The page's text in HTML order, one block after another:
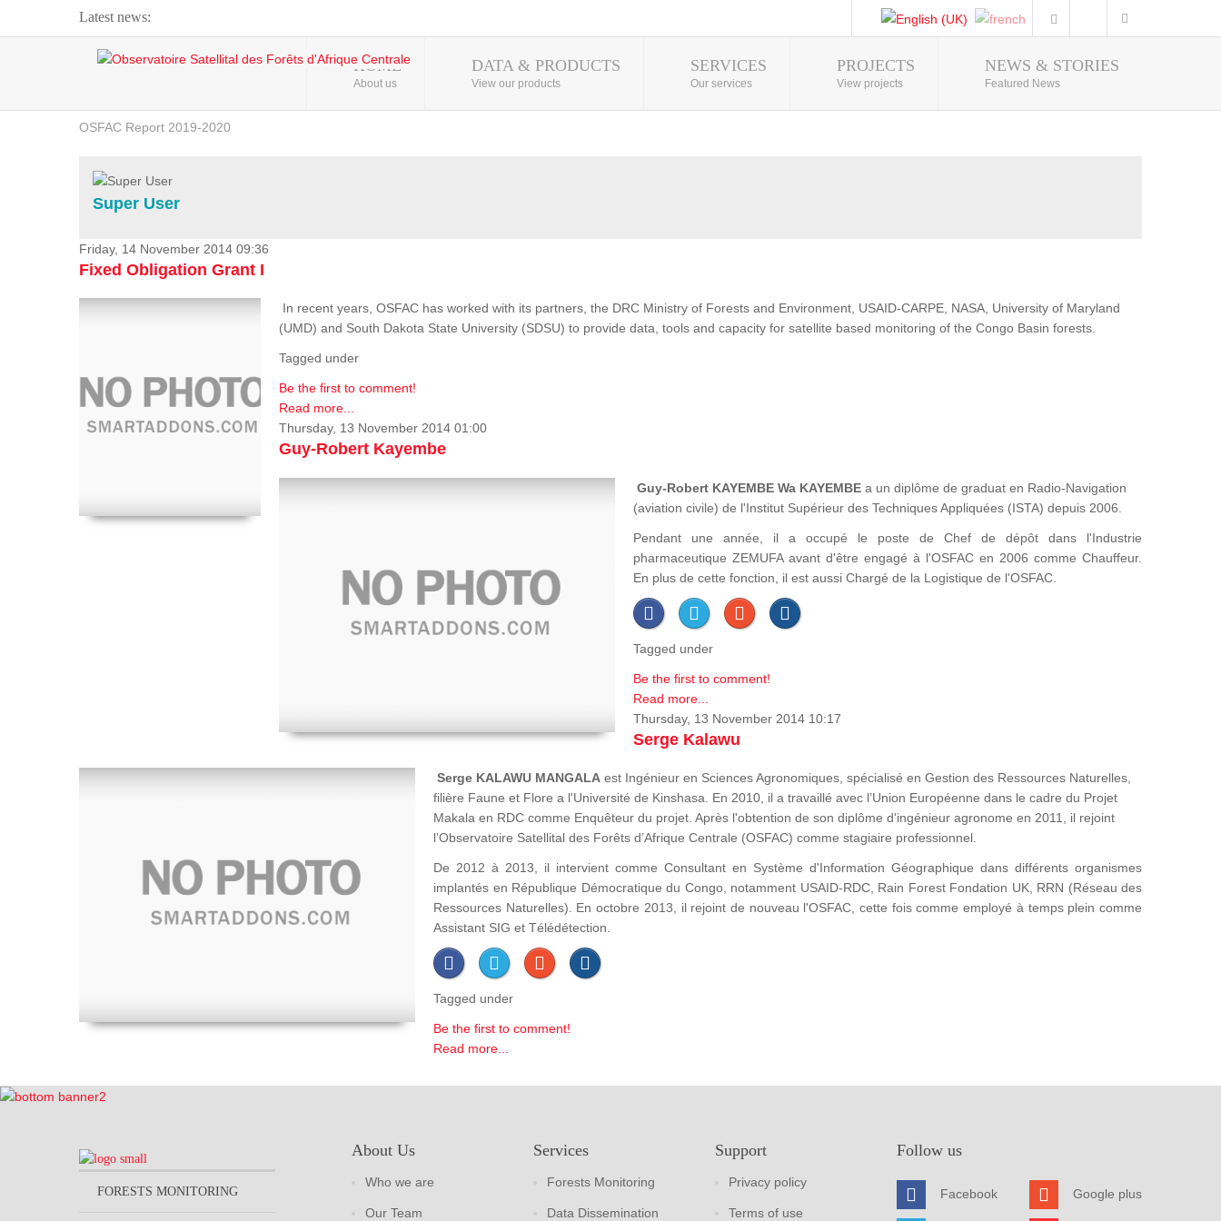
Latest news:
Webinar about Large Scale Monitoring and Land ...
OSFAC Video - Addressing climate change from the ...
OSFAC Report 2019-2020
Flooding and Erosion in Kinshasa - Open Cities ...
Photo Gallery
HOME
About us
DATA & PRODUCTS
View our products
SERVICES
Our services
PROJECTS
View projects
NEWS & STORIES
Featured News
Super User
Friday, 14 November 2014 09:36
Fixed Obligation Grant I
In recent years, OSFAC has worked with its partners, the DRC Ministry of Forests and Environment, USAID-CARPE, NASA, University of Maryland
(UMD) and South Dakota State University (SDSU) to provide data, tools and capacity for satellite based monitoring of the Congo Basin forests.
Tagged under
Be the first to comment!
Read more...
Thursday, 13 November 2014 01:00
Guy-Robert Kayembe
Guy-Robert KAYEMBE Wa KAYEMBE a un diplôme de graduat en Radio-Navigation
(aviation civile) de l'Institut Supérieur des Techniques Appliquées (ISTA) depuis 2006.
Pendant une année, il a occupé le poste de Chef de dépôt dans l'Industrie
pharmaceutique ZEMUFA avant d'être engagé à l'OSFAC en 2006 comme Chauffeur.
En plus de cette fonction, il est aussi Chargé de la Logistique de l'OSFAC.
Tagged under
Be the first to comment!
Read more...
Thursday, 13 November 2014 10:17
Serge Kalawu
Serge KALAWU MANGALA est Ingénieur en Sciences Agronomiques, spécialisé en Gestion des Ressources Naturelles,
filière Faune et Flore a l'Université de Kinshasa. En 2010, il a travaillé avec l’Union Européenne dans le cadre du Projet
Makala en RDC comme Enquêteur du projet. Après l'obtention de son diplôme d'ingénieur agronome en 2011, il rejoint
l’Observatoire Satellital des Forêts d’Afrique Centrale (OSFAC) comme stagiaire professionnel.
De 2012 à 2013, il intervient comme Consultant en Système d'Information Géographique dans différents organismes
implantés en République Démocratique du Congo, notamment USAID-RDC, Rain Forest Fondation UK, RRN (Réseau des
Ressources Naturelles). En octobre 2013, il rejoint de nouveau l'OSFAC, cette fois comme employé à temps plein comme
Assistant SIG et Télédétection.
Tagged under
Be the first to comment!
Read more...
FORESTS MONITORING
About Us
Who we are
Our Team
Services
Forests Monitoring
Data Dissemination
Support
Privacy policy
Terms of use
Follow us
Facebook Google plus